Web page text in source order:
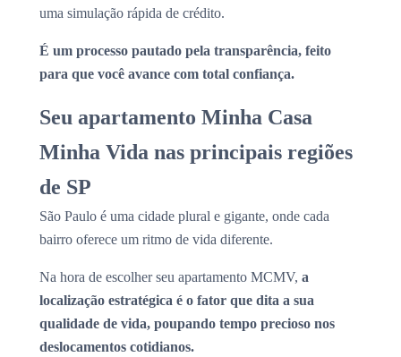
uma simulação rápida de crédito.
É um processo pautado pela transparência, feito
para que você avance com total confiança.
Seu apartamento Minha Casa
Minha Vida nas principais regiões
de SP
São Paulo é uma cidade plural e gigante, onde cada
bairro oferece um ritmo de vida diferente.
Na hora de escolher seu apartamento MCMV, a
localização estratégica é o fator que dita a sua
qualidade de vida, poupando tempo precioso nos
deslocamentos cotidianos.